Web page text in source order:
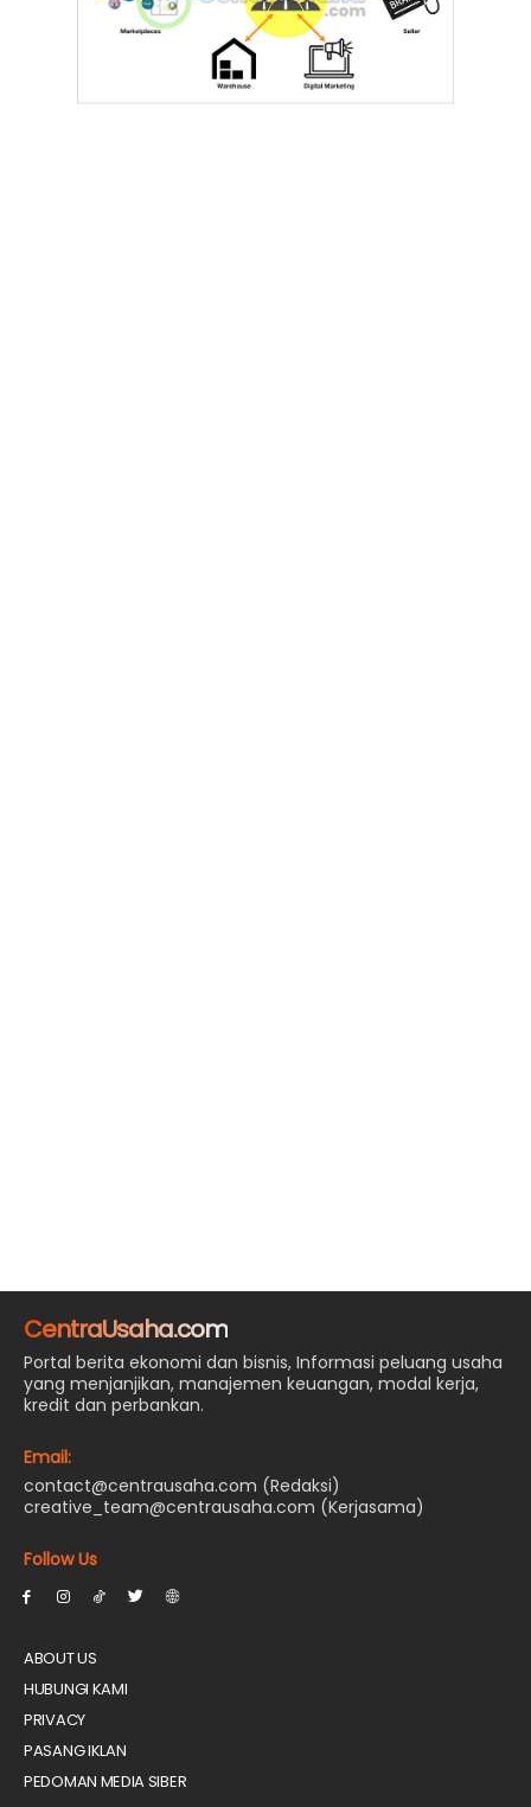
CentraUsaha.com
Portal berita ekonomi dan bisnis, Informasi peluang usaha
yang menjanjikan, manajemen keuangan, modal kerja,
kredit dan perbankan.
Email:
contact@centrausaha.com (Redaksi)
creative_team@centrausaha.com (Kerjasama)
Follow Us
ABOUT US
HUBUNGI KAMI
PRIVACY
PASANG IKLAN
PEDOMAN MEDIA SIBER